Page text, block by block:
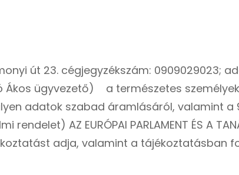
út 23. cégjegyzékszám: 0909029023;
Ákos ügyvezető)
a természetes
adatok szabad áramlásáról, valamint a
AZ EURÓPAI PARLAMENT ÉS A
adja, valamint a tájékoztatásban